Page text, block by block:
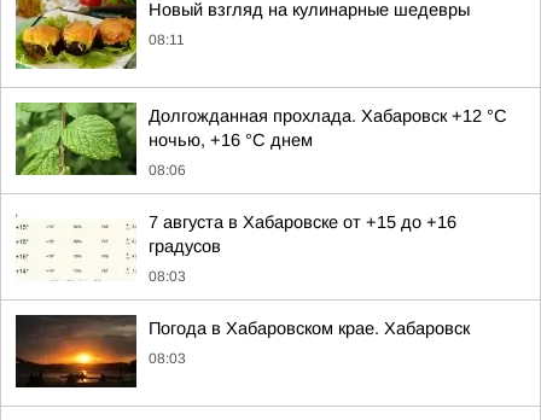
Новый взгляд на кулинарные шедевры
08:11
Долгожданная прохлада. Хабаровск +12 °C
ночью, +16 °C днем
08:06
7 августа в Хабаровске от +15 до +16
градусов
08:03
Погода в Хабаровском крае. Хабаровск
08:03